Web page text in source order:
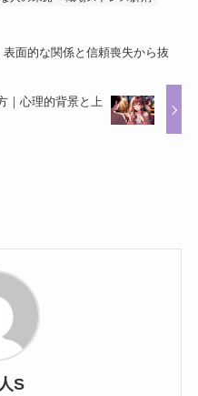
面的な関係と信頼喪失から抜
｜心理的背景と上
S